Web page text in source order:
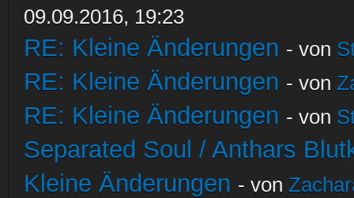
09.09.2016, 19:23
RE: Kleine Änderungen - von
RE: Kleine Änderungen - von
RE: Kleine Änderungen - von
Separated Soul / Anthars
Kleine Änderungen - von